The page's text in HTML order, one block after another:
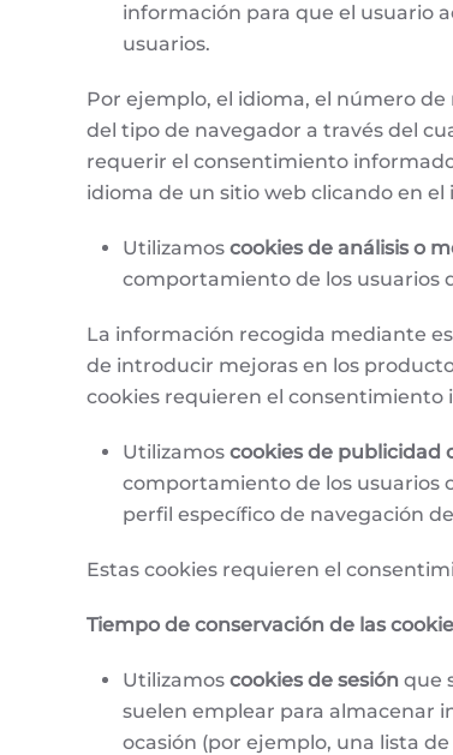
información para que el usuario
usuarios.
Por ejemplo, el idioma, el número
del tipo de navegador a través del
requerir el consentimiento
idioma de un sitio web clicando en
Utilizamos cookies de análisis o
comportamiento de los usuarios
La información recogida mediante
de introducir mejoras en los
cookies requieren el consentimiento
Utilizamos cookies de
comportamiento de los usuarios
perfil específico de navegación
Estas cookies requieren el
Tiempo de conservación de las
Utilizamos cookies de sesión que
suelen emplear para almacenar
ocasión (por ejemplo, una lista